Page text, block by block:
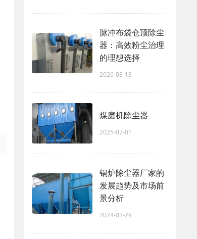
脉冲布袋仓顶除尘
器：高效粉尘治理
的理想选择
2026-03-13
煤磨机除尘器
2025-07-01
锅炉除尘器厂家的
发展趋势及市场前
景分析
2024-03-29